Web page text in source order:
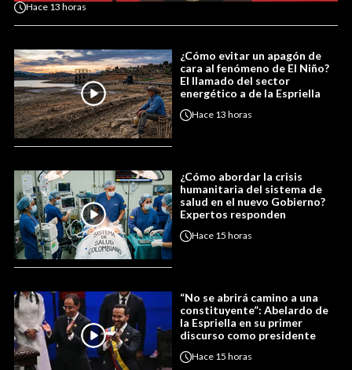
Hace 13 horas
¿Cómo evitar un apagón de
cara al fenómeno de El Niño?
El llamado del sector
energético a de la Espriella
Hace 13 horas
¿Cómo abordar la crisis
humanitaria del sistema de
salud en el nuevo Gobierno?
Expertos responden
Hace 15 horas
“No se abrirá camino a una
constituyente”: Abelardo de
la Espriella en su primer
discurso como presidente
Hace 15 horas